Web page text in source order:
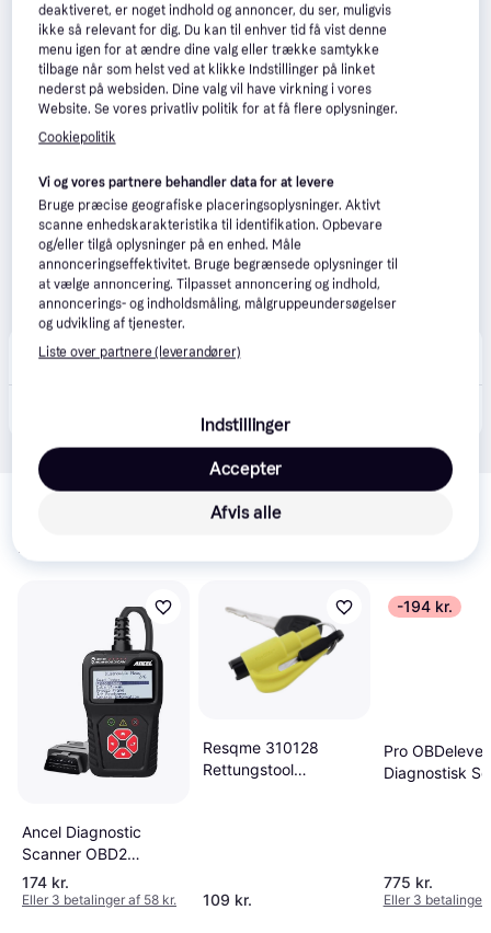
iPhonehus
Relaterede produkter
Se vores forslag til andre produkter, der matcher dine
Ancel Diagnostic
Scanner OBD2
AS100/AC100
174 kr.
Eller 3 betalinger af 58 kr.
Resqme 310128
Rettungstool
109 kr.
-194 kr.
Pro
Diagnostisk
775 kr.
Eller 3 betalinger
deaktiveret, er noget indhold og annoncer, du ser, muligvis
ikke så relevant for dig. Du kan til enhver tid få vist denne
menu igen for at ændre dine valg eller trække samtykke
tilbage når som helst ved at klikke Indstillinger på linket
nederst på websiden. Dine valg vil have virkning i vores
Website. Se vores privatliv politik for at få flere oplysninger.
Cookiepolitik
Vi og vores partnere behandler data for at levere
Bruge præcise geografiske placeringsoplysninger. Aktivt
scanne enhedskarakteristika til identifikation. Opbevare
og/eller tilgå oplysninger på en enhed. Måle
annonceringseffektivitet. Bruge begrænsede oplysninger til
at vælge annoncering. Tilpasset annoncering og indhold,
annoncerings- og indholdsmåling, målgruppeundersøgelser
og udvikling af tjenester.
Liste over partnere (leverandører)
Indstillinger
Afvis alle
Accepter